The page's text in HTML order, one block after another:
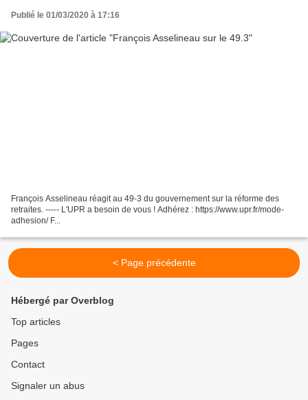
Publié le 01/03/2020 à 17:16
François Asselineau réagit au 49-3 du gouvernement sur la réforme des
retraites. ----- L'UPR a besoin de vous ! Adhérez : https://www.upr.fr/mode-
adhesion/ F...
< Page précédente
Hébergé par Overblog
Top articles
Pages
Contact
Signaler un abus